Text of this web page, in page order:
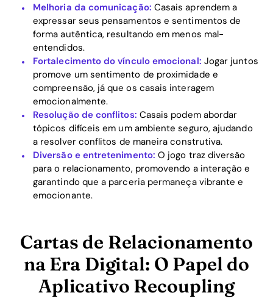
Melhoria da comunicação: Casais aprendem a
expressar seus pensamentos e sentimentos de
forma autêntica, resultando em menos mal-
entendidos.
Fortalecimento do vínculo emocional: Jogar juntos
promove um sentimento de proximidade e
compreensão, já que os casais interagem
emocionalmente.
Resolução de conflitos: Casais podem abordar
tópicos difíceis em um ambiente seguro, ajudando
a resolver conflitos de maneira construtiva.
Diversão e entretenimento: O jogo traz diversão
para o relacionamento, promovendo a interação e
garantindo que a parceria permaneça vibrante e
emocionante.
Cartas de Relacionamento
na Era Digital: O Papel do
Aplicativo Recoupling